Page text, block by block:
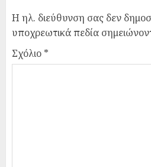
Η ηλ. διεύθυνση σας δεν
υποχρεωτικά πεδία
Σχόλιο *